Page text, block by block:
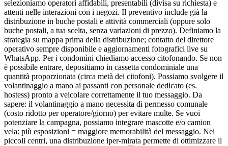
selezioniamo operatori affidabili, presentabili (divisa su richiesta) e
attenti nelle interazioni con i negozi. Il preventivo include già la
distribuzione in buche postali e attività commerciali (oppure solo
buche postali, a tua scelta, senza variazioni di prezzo). Definiamo la
strategia su mappa prima della distribuzione; contatto del direttore
operativo sempre disponibile e aggiornamenti fotografici live su
WhatsApp. Per i condomìni chiediamo accesso citofonando. Se non
è possibile entrare, depositiamo in cassetta condominiale una
quantità proporzionata (circa metà dei citofoni). Possiamo svolgere il
volantinaggio a mano ai passanti con personale dedicato (es.
hostess) pronto a veicolare correttamente il tuo messaggio. Da
sapere: il volantinaggio a mano necessita di permesso comunale
(costo ridotto per operatore/giorno) per evitare multe. Se vuoi
potenziare la campagna, possiamo integrare mascotte e/o camion
vela: più esposizioni = maggiore memorabilità del messaggio. Nei
piccoli centri, una distribuzione iper-mirata permette di ottimizzare il